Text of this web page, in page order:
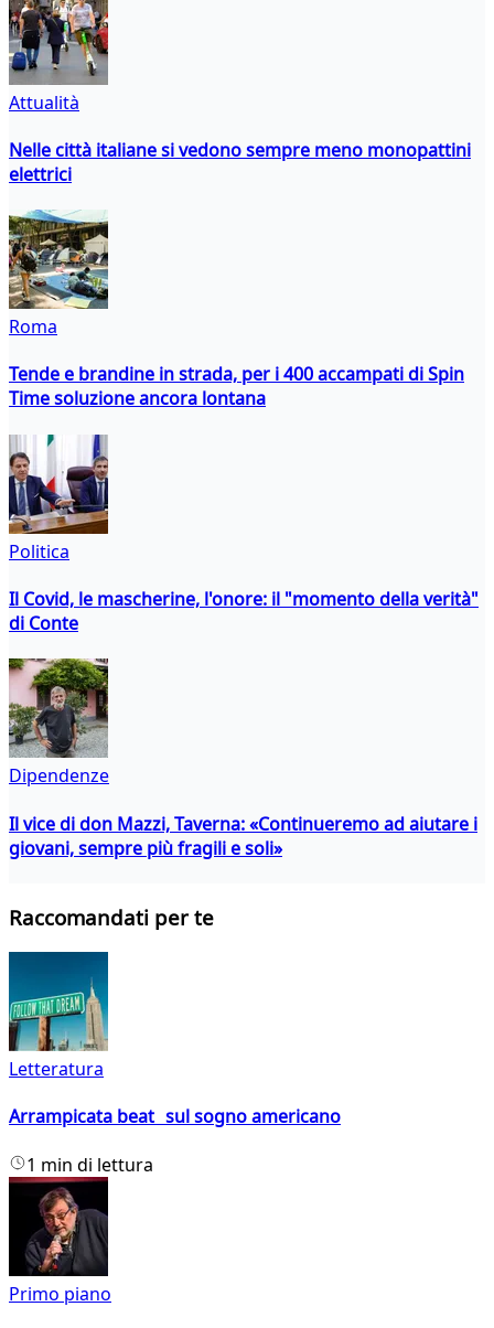
Attualità
Nelle città italiane si vedono sempre meno monopattini
elettrici
Roma
Tende e brandine in strada, per i 400 accampati di Spin
Time soluzione ancora lontana
Politica
Il Covid, le mascherine, l'onore: il "momento della verità"
di Conte
Dipendenze
Il vice di don Mazzi, Taverna: «Continueremo ad aiutare i
giovani, sempre più fragili e soli»
Raccomandati per te
Letteratura
Arrampicata beat sul sogno americano
1 min di lettura
Primo piano